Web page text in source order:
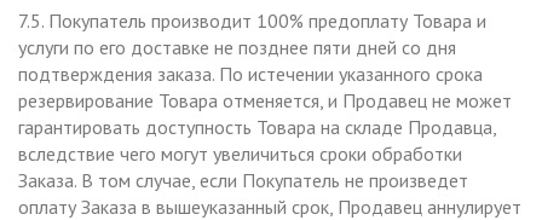
7.5. Покупатель производит 100% предоплату Товара и
услуги по его доставке не позднее пяти дней со дня
подтверждения заказа. По истечении указанного срока
резервирование Товара отменяется, и Продавец не может
гарантировать доступность Товара на складе Продавца,
вследствие чего могут увеличиться сроки обработки
Заказа. В том случае, если Покупатель не произведет
оплату Заказа в вышеуказанный срок, Продавец аннулирует